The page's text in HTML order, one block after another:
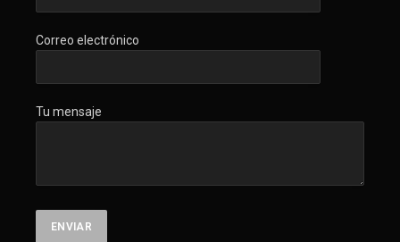
Correo electrónico
Tu mensaje